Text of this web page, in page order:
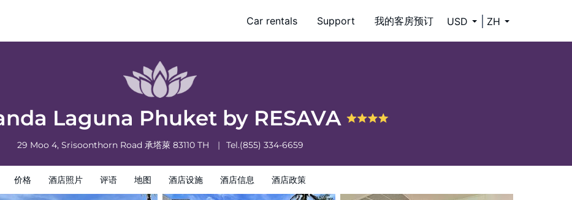
Car rentals Support 我的客房预订 USD ZH
Laguna Phuket by RESAVA
29 Moo 4, Srisoonthorn Road 承塔萊 83110 TH Tel.(855) 334-6659
价格 酒店照片 评语 地图 酒店设施 酒店信息 酒店政策